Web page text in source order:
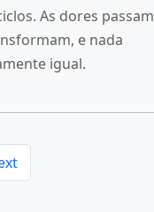
As dores
e nada
igual.